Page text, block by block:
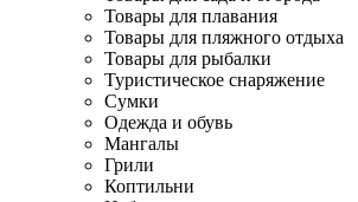
Товары для плавания
Товары для пляжного отдыха
Товары для рыбалки
Туристическое снаряжение
Сумки
Одежда и обувь
Мангалы
Грили
Коптильни